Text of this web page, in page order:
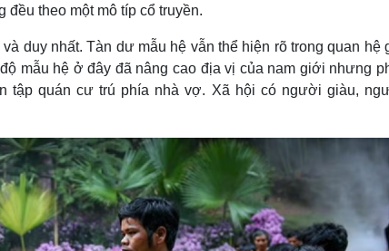
theo một mô típ cổ truyền.
duy nhất. Tàn dư mẫu hệ vẫn thể hiện rõ trong quan hệ
mẫu hệ ở đây đã nâng cao địa vị của nam giới nhưng
tập quán cư trú phía nhà vợ. Xã hội có người giàu,